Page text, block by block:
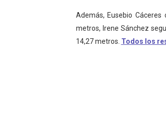
Además, Eusebio
metros, Irene Sánchez
14,27 metros. Todos los